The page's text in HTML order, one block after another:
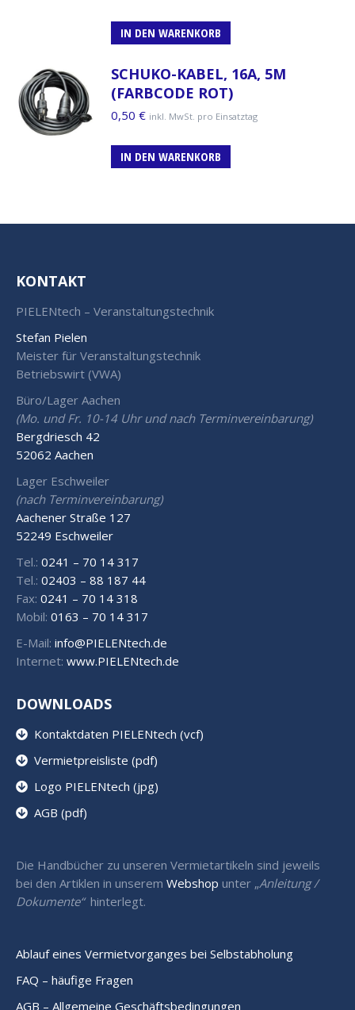
IN DEN WARENKORB
SCHUKO-KABEL, 16A, 5M
(FARBCODE ROT)
0,50 € inkl. MwSt. pro Einsatztag
IN DEN WARENKORB
KONTAKT
PIELENtech – Veranstaltungstechnik
Stefan Pielen
Meister für Veranstaltungstechnik
Betriebswirt (VWA)
Büro/Lager Aachen
(Mo. und Fr. 10-14 Uhr und nach Terminvereinbarung)
Bergdriesch 42
52062 Aachen
Lager Eschweiler
(nach Terminvereinbarung)
Aachener Straße 127
52249 Eschweiler
Tel.: 0241 – 70 14 317
Tel.: 02403 – 88 187 44
Fax: 0241 – 70 14 318
Mobil: 0163 – 70 14 317
E-Mail: info@PIELENtech.de
Internet: www.PIELENtech.de
DOWNLOADS
Kontaktdaten PIELENtech (vcf)
Vermietpreisliste (pdf)
Logo PIELENtech (jpg)
AGB (pdf)
Die Handbücher zu unseren Vermietartikeln sind jeweils
bei den Artiklen in unserem Webshop unter „Anleitung /
Dokumente“ hinterlegt.
Ablauf eines Vermietvorganges bei Selbstabholung
FAQ – häufige Fragen
AGB – Allgemeine Geschäftsbedingungen